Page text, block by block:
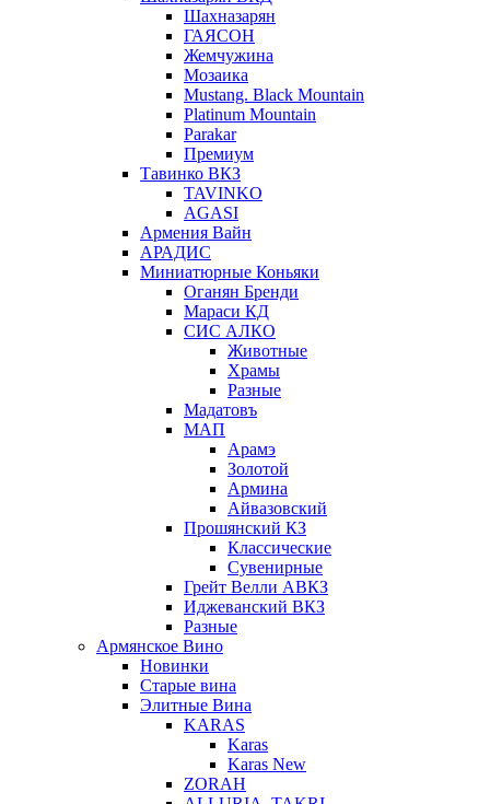
Шахназарян
ГАЯСОН
Жемчужина
Мозаика
Mustang. Black Mountain
Platinum Mountain
Parakar
Премиум
Тавинко ВКЗ
TAVINKO
AGASI
Армения Вайн
АРАДИС
Миниатюрные Коньяки
Оганян Бренди
Мараси КД
СИС АЛКО
Животные
Храмы
Разные
Мадатовъ
МАП
Арамэ
Золотой
Армина
Айвазовский
Прошянский КЗ
Классические
Сувенирные
Грейт Велли АВКЗ
Иджеванский ВКЗ
Разные
Армянское Вино
Новинки
Старые вина
Элитные Вина
KARAS
Karas
Karas New
ZORAH